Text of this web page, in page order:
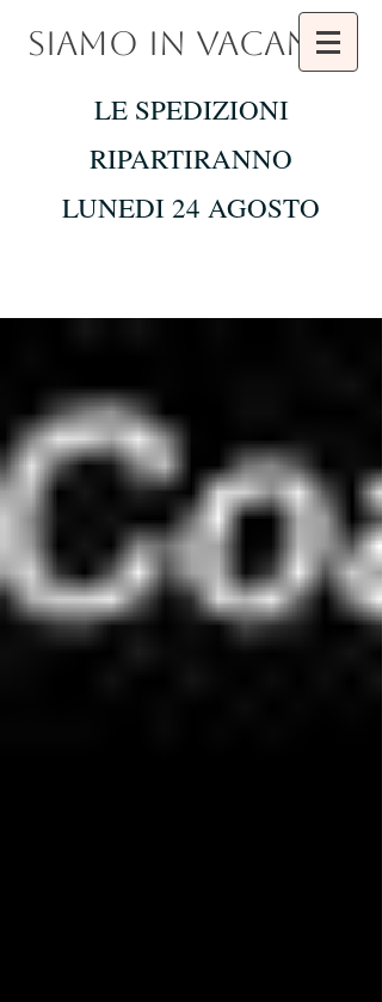
SIAMO IN VACANZA
LE SPEDIZIONI
RIPARTIRANNO
LUNEDI 24 AGOSTO